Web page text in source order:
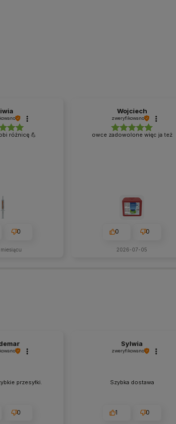
różnicę 💪
0
Wojciech
zweryfikowano
owce zadowolone więc ja też
0 0
2026-07-05
przesyłki.
0
Sylwia
zweryfikowano
Szybka dostawa
1 0